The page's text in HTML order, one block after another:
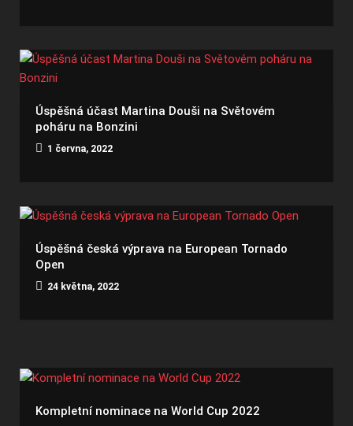
Úspěšná účast Martina Douši na Světovém
poháru na Bonzini
1 června, 2022
Úspěšná česká výprava na European Tornado
Open
24 května, 2022
Kompletní nominace na World Cup 2022